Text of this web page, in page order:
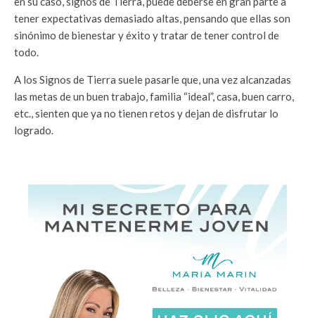
tener expectativas demasiado altas, pensando que ellas son
sinónimo de bienestar y éxito y tratar de tener control de
todo.
A los Signos de Tierra suele pasarle que, una vez alcanzadas
las metas de un buen trabajo, familia “ideal”, casa, buen carro,
etc., sienten que ya no tienen retos y dejan de disfrutar lo
logrado.